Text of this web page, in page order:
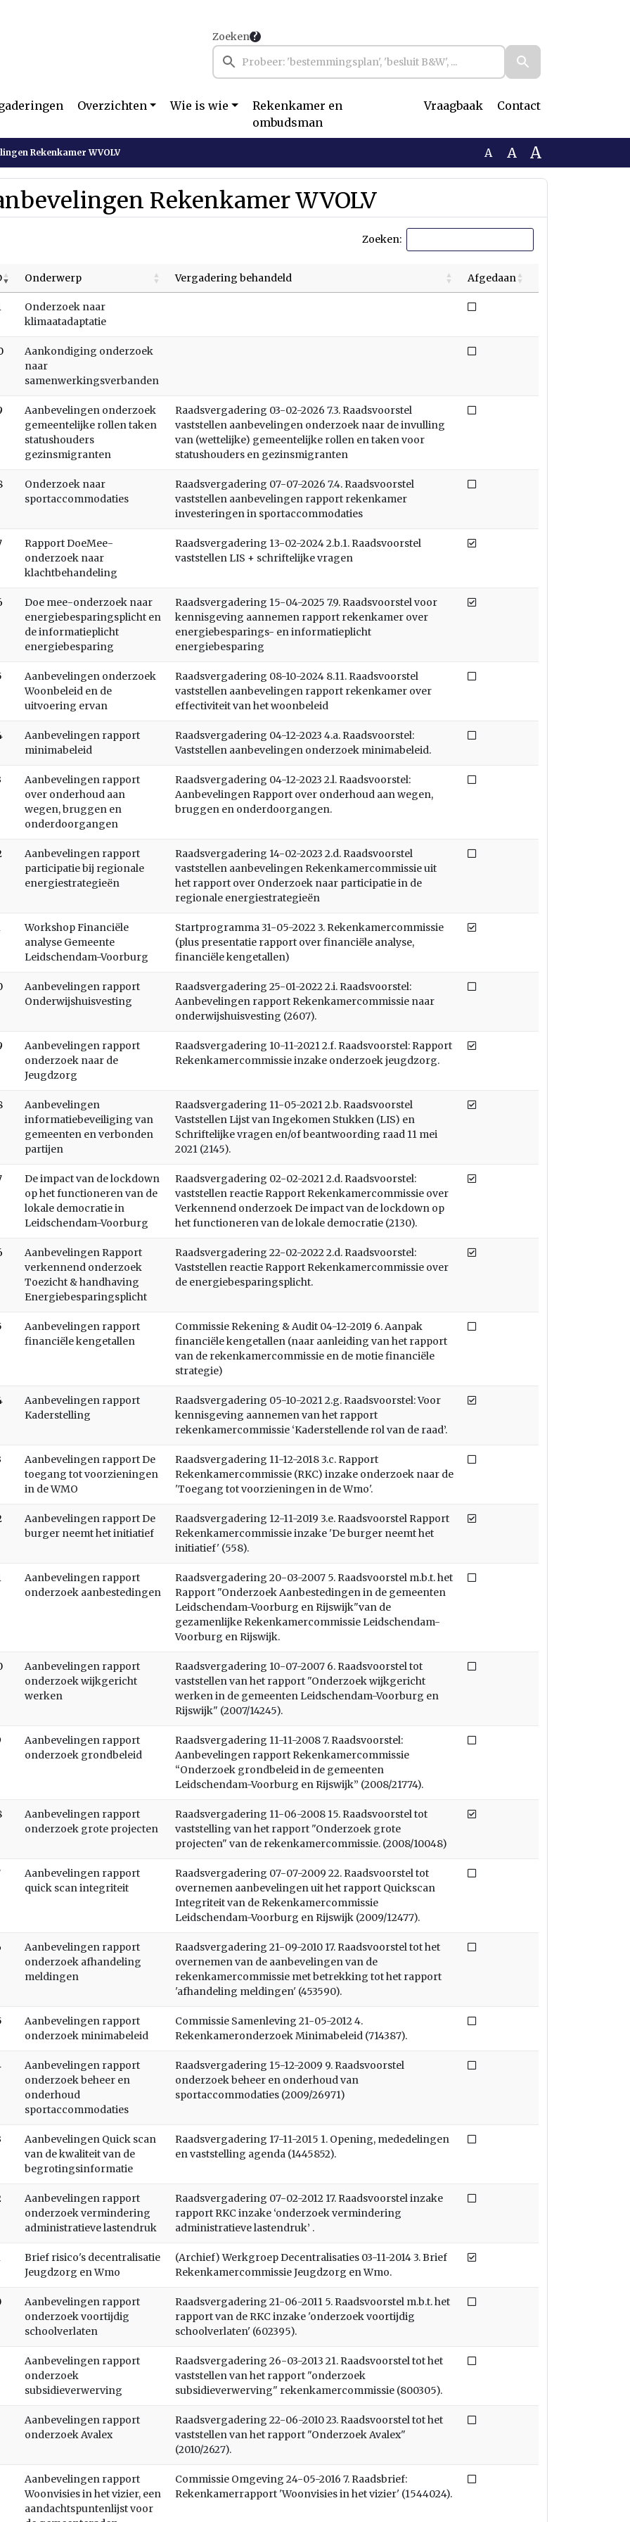
Zoeken
Overzichten Wie is wie
Rekenkamer en
ombudsman
Vraagbaak Contact
Rekenkamer WVOLV A A A
Rekenkamer WVOLV
Zoeken:
Onderwerp Vergadering behandeld Afgedaan
Onderzoek naar
klimaatadaptatie
Niet afgedaan
Aankondiging onderzoek
naar
samenwerkingsverbanden
Niet afgedaan
Aanbevelingen onderzoek
gemeentelijke rollen taken
statushouders
gezinsmigranten
Raadsvergadering 03-02-2026 7.3. Raadsvoorstel
vaststellen aanbevelingen onderzoek naar de invulling
van (wettelijke) gemeentelijke rollen en taken voor
statushouders en gezinsmigranten
Niet afgedaan
Onderzoek naar
sportaccommodaties
Raadsvergadering 07-07-2026 7.4. Raadsvoorstel
vaststellen aanbevelingen rapport rekenkamer
investeringen in sportaccommodaties
Niet afgedaan
Rapport DoeMee-
onderzoek naar
klachtbehandeling
Raadsvergadering 13-02-2024 2.b.1. Raadsvoorstel
vaststellen LIS + schriftelijke vragen
Afgedaan
Doe mee-onderzoek naar
energiebesparingsplicht en
de informatieplicht
energiebesparing
Raadsvergadering 15-04-2025 7.9. Raadsvoorstel voor
kennisgeving aannemen rapport rekenkamer over
energiebesparings- en informatieplicht
energiebesparing
Afgedaan
Aanbevelingen onderzoek
Woonbeleid en de
uitvoering ervan
Raadsvergadering 08-10-2024 8.11. Raadsvoorstel
vaststellen aanbevelingen rapport rekenkamer over
effectiviteit van het woonbeleid
Niet afgedaan
Aanbevelingen rapport
minimabeleid
Raadsvergadering 04-12-2023 4.a. Raadsvoorstel:
Vaststellen aanbevelingen onderzoek minimabeleid.
Niet afgedaan
Aanbevelingen rapport
over onderhoud aan
wegen, bruggen en
onderdoorgangen
Raadsvergadering 04-12-2023 2.l. Raadsvoorstel:
Aanbevelingen Rapport over onderhoud aan wegen,
bruggen en onderdoorgangen.
Niet afgedaan
Aanbevelingen rapport
participatie bij regionale
energiestrategieën
Raadsvergadering 14-02-2023 2.d. Raadsvoorstel
vaststellen aanbevelingen Rekenkamercommissie uit
het rapport over Onderzoek naar participatie in de
regionale energiestrategieën
Niet afgedaan
Workshop Financiële
analyse Gemeente
Leidschendam-Voorburg
Startprogramma 31-05-2022 3. Rekenkamercommissie
(plus presentatie rapport over financiële analyse,
financiële kengetallen)
Afgedaan
Aanbevelingen rapport
Onderwijshuisvesting
Raadsvergadering 25-01-2022 2.i. Raadsvoorstel:
Aanbevelingen rapport Rekenkamercommissie naar
onderwijshuisvesting (2607).
Niet afgedaan
Aanbevelingen rapport
onderzoek naar de
Jeugdzorg
Raadsvergadering 10-11-2021 2.f. Raadsvoorstel: Rapport
Rekenkamercommissie inzake onderzoek jeugdzorg.
Afgedaan
Aanbevelingen
informatiebeveiliging van
gemeenten en verbonden
partijen
Raadsvergadering 11-05-2021 2.b. Raadsvoorstel
Vaststellen Lijst van Ingekomen Stukken (LIS) en
Schriftelijke vragen en/of beantwoording raad 11 mei
2021 (2145).
Afgedaan
De impact van de lockdown
op het functioneren van de
lokale democratie in
Leidschendam-Voorburg
Raadsvergadering 02-02-2021 2.d. Raadsvoorstel:
vaststellen reactie Rapport Rekenkamercommissie over
Verkennend onderzoek De impact van de lockdown op
het functioneren van de lokale democratie (2130).
Afgedaan
Aanbevelingen Rapport
verkennend onderzoek
Toezicht & handhaving
Energiebesparingsplicht
Raadsvergadering 22-02-2022 2.d. Raadsvoorstel:
Vaststellen reactie Rapport Rekenkamercommissie over
de energiebesparingsplicht.
Afgedaan
Aanbevelingen rapport
financiële kengetallen
Commissie Rekening & Audit 04-12-2019 6. Aanpak
financiële kengetallen (naar aanleiding van het rapport
van de rekenkamercommissie en de motie financiële
strategie)
Niet afgedaan
Aanbevelingen rapport
Kaderstelling
Raadsvergadering 05-10-2021 2.g. Raadsvoorstel: Voor
kennisgeving aannemen van het rapport
rekenkamercommissie ‘Kaderstellende rol van de raad’.
Afgedaan
Aanbevelingen rapport De
toegang tot voorzieningen
in de WMO
Raadsvergadering 11-12-2018 3.c. Rapport
Rekenkamercommissie (RKC) inzake onderzoek naar de
'Toegang tot voorzieningen in de Wmo'.
Niet afgedaan
Aanbevelingen rapport De
burger neemt het initiatief
Raadsvergadering 12-11-2019 3.e. Raadsvoorstel Rapport
Rekenkamercommissie inzake 'De burger neemt het
initiatief' (558).
Afgedaan
Aanbevelingen rapport
onderzoek aanbestedingen
Raadsvergadering 20-03-2007 5. Raadsvoorstel m.b.t. het
Rapport "Onderzoek Aanbestedingen in de gemeenten
Leidschendam-Voorburg en Rijswijk"van de
gezamenlijke Rekenkamercommissie Leidschendam-
Voorburg en Rijswijk.
Niet afgedaan
Aanbevelingen rapport
onderzoek wijkgericht
werken
Raadsvergadering 10-07-2007 6. Raadsvoorstel tot
vaststellen van het rapport "Onderzoek wijkgericht
werken in de gemeenten Leidschendam-Voorburg en
Rijswijk" (2007/14245).
Niet afgedaan
Aanbevelingen rapport
onderzoek grondbeleid
Raadsvergadering 11-11-2008 7. Raadsvoorstel:
Aanbevelingen rapport Rekenkamercommissie
“Onderzoek grondbeleid in de gemeenten
Leidschendam-Voorburg en Rijswijk” (2008/21774).
Niet afgedaan
Aanbevelingen rapport
onderzoek grote projecten
Raadsvergadering 11-06-2008 15. Raadsvoorstel tot
vaststelling van het rapport "Onderzoek grote
projecten" van de rekenkamercommissie. (2008/10048)
Afgedaan
Aanbevelingen rapport
quick scan integriteit
Raadsvergadering 07-07-2009 22. Raadsvoorstel tot
overnemen aanbevelingen uit het rapport Quickscan
Integriteit van de Rekenkamercommissie
Leidschendam-Voorburg en Rijswijk (2009/12477).
Niet afgedaan
Aanbevelingen rapport
onderzoek afhandeling
meldingen
Raadsvergadering 21-09-2010 17. Raadsvoorstel tot het
overnemen van de aanbevelingen van de
rekenkamercommissie met betrekking tot het rapport
'afhandeling meldingen' (453590).
Niet afgedaan
Aanbevelingen rapport
onderzoek minimabeleid
Commissie Samenleving 21-05-2012 4.
Rekenkameronderzoek Minimabeleid (714387).
Niet afgedaan
Aanbevelingen rapport
onderzoek beheer en
onderhoud
sportaccommodaties
Raadsvergadering 15-12-2009 9. Raadsvoorstel
onderzoek beheer en onderhoud van
sportaccommodaties (2009/26971)
Niet afgedaan
Aanbevelingen Quick scan
van de kwaliteit van de
begrotingsinformatie
Raadsvergadering 17-11-2015 1. Opening, mededelingen
en vaststelling agenda (1445852).
Niet afgedaan
Aanbevelingen rapport
onderzoek vermindering
administratieve lastendruk
Raadsvergadering 07-02-2012 17. Raadsvoorstel inzake
rapport RKC inzake ‘onderzoek vermindering
administratieve lastendruk’ .
Niet afgedaan
Brief risico's decentralisatie
Jeugdzorg en Wmo
(Archief) Werkgroep Decentralisaties 03-11-2014 3. Brief
Rekenkamercommissie Jeugdzorg en Wmo.
Afgedaan
Aanbevelingen rapport
onderzoek voortijdig
schoolverlaten
Raadsvergadering 21-06-2011 5. Raadsvoorstel m.b.t. het
rapport van de RKC inzake 'onderzoek voortijdig
schoolverlaten' (602395).
Niet afgedaan
Aanbevelingen rapport
onderzoek
subsidieverwerving
Raadsvergadering 26-03-2013 21. Raadsvoorstel tot het
vaststellen van het rapport "onderzoek
subsidieverwerving" rekenkamercommissie (800305).
Niet afgedaan
Aanbevelingen rapport
onderzoek Avalex
Raadsvergadering 22-06-2010 23. Raadsvoorstel tot het
vaststellen van het rapport "Onderzoek Avalex"
(2010/2627).
Niet afgedaan
Aanbevelingen rapport
Woonvisies in het vizier, een
aandachtspuntenlijst voor
Commissie Omgeving 24-05-2016 7. Raadsbrief:
Rekenkamerrapport 'Woonvisies in het vizier' (1544024).
Niet afgedaan